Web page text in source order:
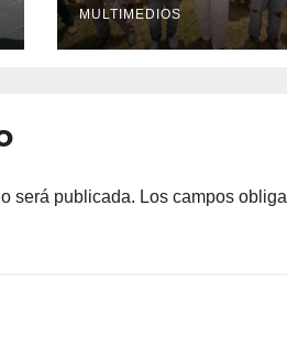
ingenio en crisis
MULTIMEDIOS
será publicada. Los campos